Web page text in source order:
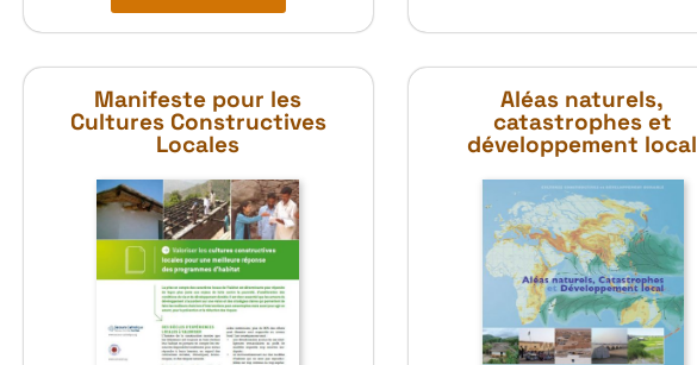
Manifeste pour les
Cultures Constructives
Locales
Aléas naturels,
catastrophes et
développement local